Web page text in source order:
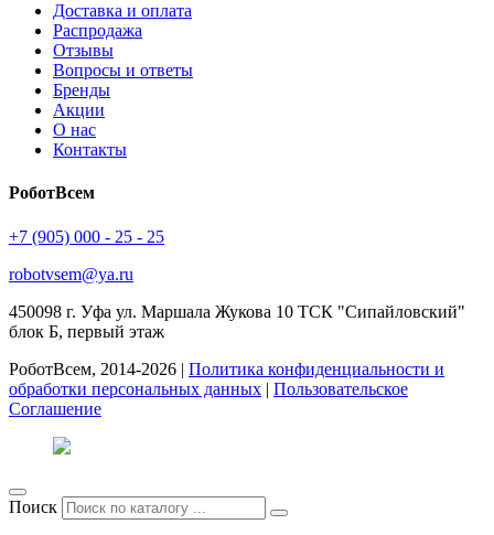
Доставка и оплата
Распродажа
Отзывы
Вопросы и ответы
Бренды
Акции
О нас
Контакты
РоботВсем
+7 (905) 000 - 25 - 25
robotvsem@ya.ru
450098 г. Уфа ул. Маршала Жукова 10 ТСК "Сипайловский"
блок Б, первый этаж
РоботВсем, 2014-2026 | Политика конфиденциальности и
обработки персональных данных | Пользовательское
Соглашение
Поиск